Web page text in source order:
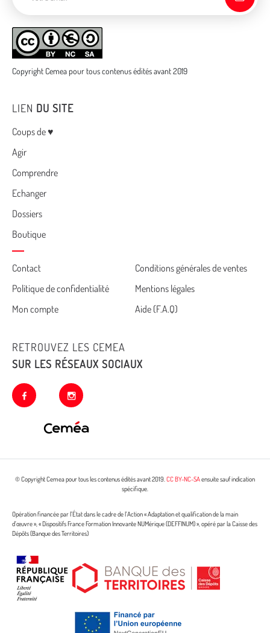
Copyright Cemea pour tous contenus édités avant 2019
LIEN DU SITE
Menu
Coups de ♥
Agir
Comprendre
Echanger
Dossiers
Boutique
Cemea
footer
Contact
Conditions générales de ventes
Politique de confidentialité
Mentions légales
Mon compte
Aide (F.A.Q)
RETROUVEZ LES CEMEA
SUR LES RÉSEAUX SOCIAUX
facebook instagram
© Copyright Cemea pour tous les contenus édités avant 2019.CC BY-NC-SAensuite sauf indication
spécifique.
Opération financée par l’État dans le cadre de l’Action « Adaptation et qualification de la main
d’œuvre », « Dispositifs France Formation Innovante NUMérique (DEFFINUM) », opéré par la Caisse des
Dépôts (Banque des Territoires)